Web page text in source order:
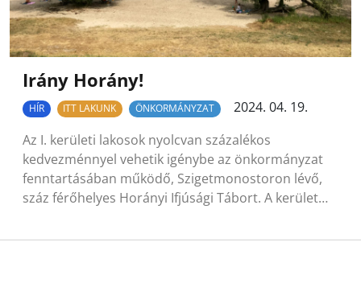
Irány Horány!
HÍR ITT LAKUNK ÖNKORMÁNYZAT
2024. 04. 19.
Az I. kerületi lakosok nyolcvan százalékos
kedvezménnyel vehetik igénybe az önkormányzat
fenntartásában működő, Szigetmonostoron lévő,
száz férőhelyes Horányi Ifjúsági Tábort. A kerület…